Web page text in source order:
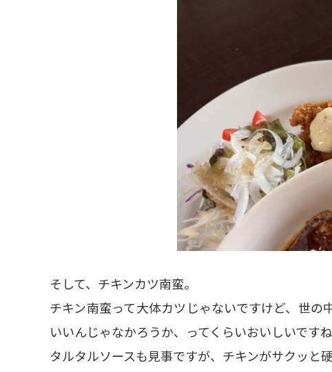
そして、チキンカツ南蛮。
チキン南蛮って大体カツじゃないですけど、世
いいんじゃなかろうか、ってくらいおいしいですね
タルタルソースも見事ですが、チキンがサクッと